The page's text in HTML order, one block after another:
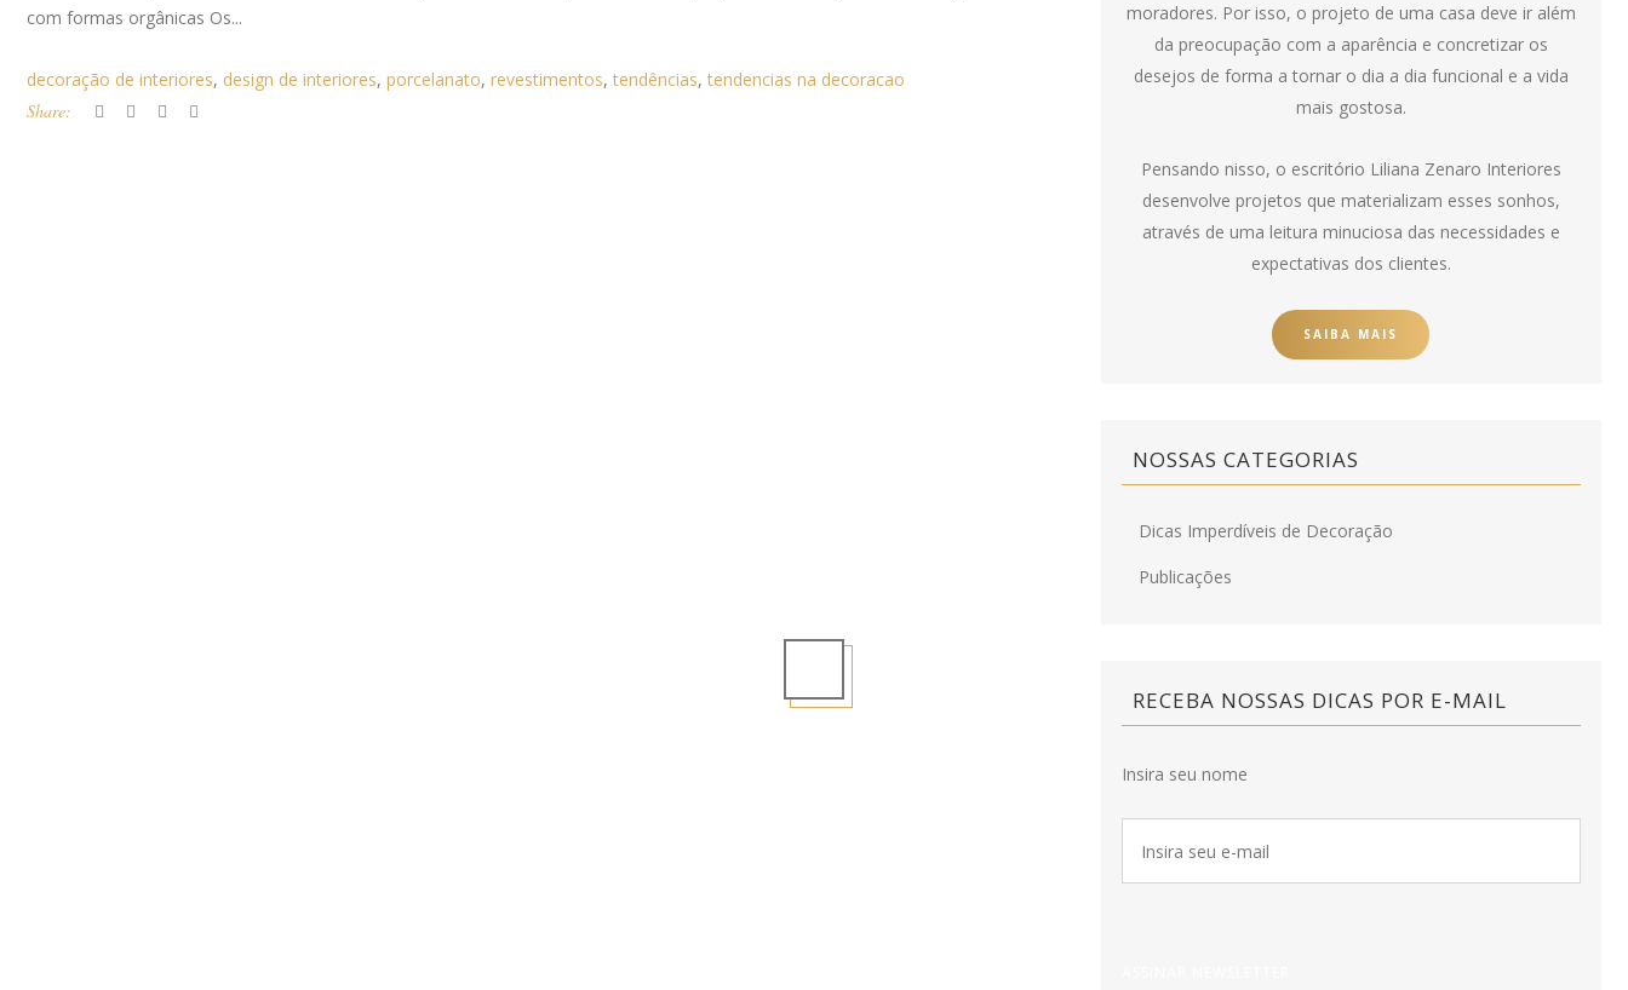
com formas orgânicas Os...
decoração de interiores, design de interiores, porcelanato, revestimentos,tendências,tendencias na decoracao
Share:
moradores. Por isso, o projeto de uma casa deve ir além
da preocupação com a aparência e concretizar os
desejos de forma a tornar o dia a dia funcional e a vida
mais gostosa.
Pensando nisso, o escritório Liliana Zenaro Interiores
desenvolve projetos que materializam esses sonhos,
através de uma leitura minuciosa das necessidades e
expectativas dos clientes.
SAIBA MAIS
NOSSAS CATEGORIAS
Dicas Imperdíveis de Decoração
Publicações
RECEBA NOSSAS DICAS POR E-MAIL